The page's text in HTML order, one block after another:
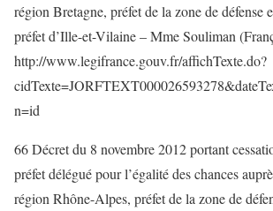
région Bretagne, préfet de la zone de défense
préfet d’Ille-et-Vilaine – Mme Souliman
http://www.legifrance.gouv.fr/affichTexte.do?
n=id
66 Décret du 8 novembre 2012 portant
préfet délégué pour l’égalité des chances
région Rhône-Alpes, préfet de la zone de